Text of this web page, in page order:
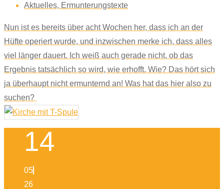
Aktuelles, Ermunterungstexte
Nun ist es bereits über acht Wochen her, dass ich an der
Hüfte operiert wurde, und inzwischen merke ich, dass alles
viel länger dauert. Ich weiß auch gerade nicht, ob das
Ergebnis tatsächlich so wird, wie erhofft. Wie? Das hört sich
ja überhaupt nicht ermunternd an! Was hat das hier also zu
suchen?
14
05
26